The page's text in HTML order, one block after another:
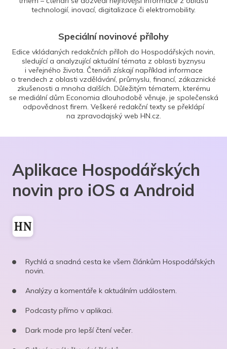
technologií, inovací, digitalizace či elektromobility.
Speciální novinové přílohy
Edice vkládaných redakčních příloh do Hospodářských novin,
sledující a analyzující aktuální témata z oblasti byznysu
i veřejného života. Čtenáři získají například informace
o trendech z oblasti vzdělávání, průmyslu, financí, zákaznické
zkušenosti a mnoha dalších. Důležitým tématem, kterému
se mediální dům Economia dlouhodobě věnuje, je společenská
odpovědnost firem. Veškeré redakční texty se překlápí
na zpravodajský web HN.cz.
Aplikace Hospodářských
novin pro iOS a Android
Rychlá a snadná cesta ke všem článkům Hospodářských
novin.
Analýzy a komentáře k aktuálním událostem.
Podcasty přímo v aplikaci.
Dark mode pro lepší čtení večer.